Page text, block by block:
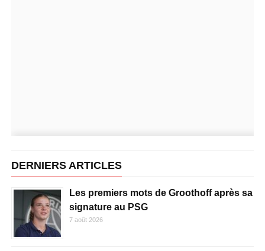
DERNIERS ARTICLES
Les premiers mots de Groothoff après sa
signature au PSG
7 août 2026